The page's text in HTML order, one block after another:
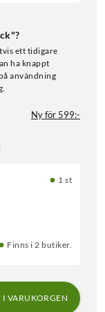
ett tidigare
ha knappt
användning
Ny för 599:-
1 st
Finns i 2 butiker.
I VARUKORGEN